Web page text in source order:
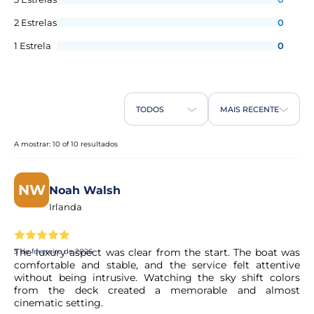
Sim.
Os clientes podem trazer a sua própria
Por motivos de segurança, os clientes não podem levar
alimentos ou bebidas a bordo. Este é um passeio de barco
e a segurança é a nossa maior prioridade.
Animais de estimação e animais de
assistência são permitidos?
permitidos, mas devem ser incluídos na contagem de
trazer algum animal de estimação ou animal de
assistência.
2 Estrelas 0
1 Estrela 0
TODOS MAIS RECENTE
A mostrar: 10 of 10 resultados
NW Noah Walsh
Irlanda
5 de fevereiro de 2026
The luxury aspect was clear from the start. The boat was
comfortable and stable, and the service felt attentive
without being intrusive. Watching the sky shift colors
from the deck created a memorable and almost
cinematic setting.